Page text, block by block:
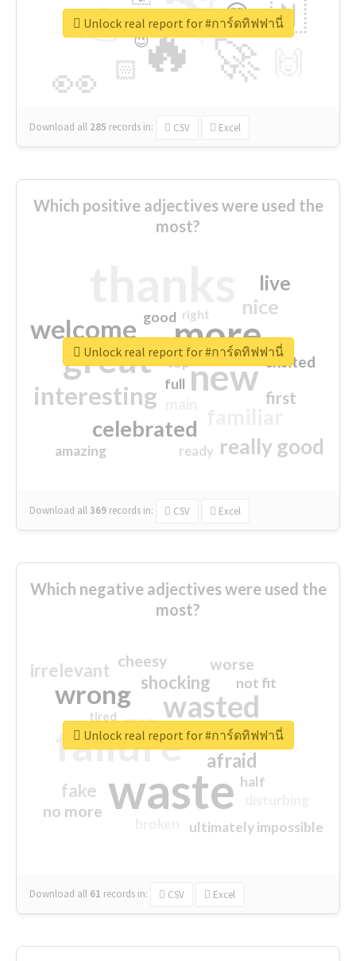
🔥
👉
🚀
👀
🇳
😍
🏻
👇
🔷
😉
🎡
Download all 285 records in: CSV Excel
Unlock real report for #การ์ดทิฟฟานี่
Which positive adjectives were used the
most?
more
great new
welcome
interesting
celebrated
really good
nice
live
first
excited
amazing
good
top
full
ready
right
Download all369 records in: CSV Excel
Unlock real report for #การ์ดทิฟฟานี่
Which negative adjectives were used the
most?
waste
failure
wasted
wrong
sorry
afraid
shocking
irrelevant
fake
worse
no more
crap
cheesy
ultimately impossible
not fit
half
closed
tired
Download all 61 records in: CSV Excel
Unlock real report for #การ์ดทิฟฟานี่